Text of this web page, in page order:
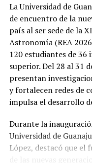
La Universidad de
de encuentro de la
país al ser sede de la
Astronomía (REA
120 estudiantes de 36
superior. Del 28 al 31
presentan
y fortalecen redes de
impulsa el desarrollo
Durante la
Universidad de
López, destacó que el
de las nuevas